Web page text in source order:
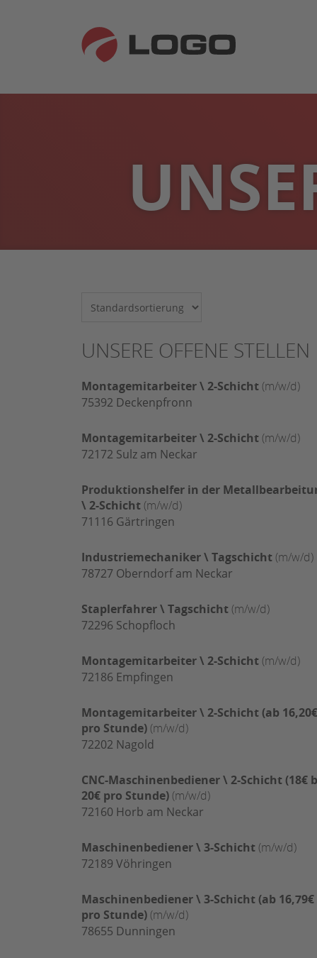
UNSERE OFFENE STELLEN
Montagemitarbeiter \ 2-Schicht(m/w/d)
75392 Deckenpfronn
Montagemitarbeiter \ 2-Schicht (m/w/d)
72172 Sulz am Neckar
Produktionshelfer in der
\ 2-Schicht (m/w/d)
71116 Gärtringen
Industriemechaniker \ Tagschicht(m/w/d)
78727 Oberndorf am Neckar
Staplerfahrer \ Tagschicht(m/w/d)
72296 Schopfloch
Montagemitarbeiter \ 2-Schicht(m/w/d)
72186 Empfingen
Montagemitarbeiter \ 2-Schicht (ab 16,20€
pro Stunde)(m/w/d)
72202 Nagold
CNC-Maschinenbediener \ 2-Schicht (18€
20€ pro Stunde)(m/w/d)
72160 Horb am Neckar
Maschinenbediener \ 3-Schicht (m/w/d)
72189 Vöhringen
Maschinenbediener \ 3-Schicht (ab 16,79€
pro Stunde)(m/w/d)
78655 Dunningen